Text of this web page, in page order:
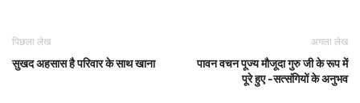
पिछला लेख
सुखद अहसास है परिवार के साथ खाना
अगला लेख
पावन वचन पूज्य मौजूदा गुरु जी के रूप में
पूरे हुए -सत्संगियों के अनुभव